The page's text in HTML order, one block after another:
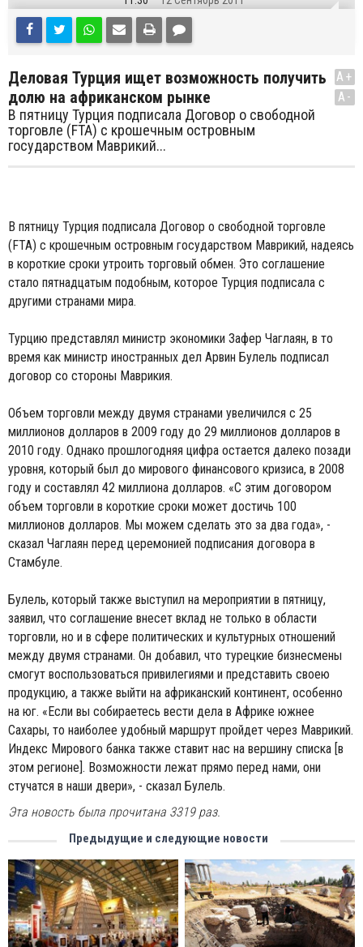
Деловая Турция ищет возможность получить
долю на африканском рынке
В пятницу Турция подписала Договор о свободной
торговле (FTA) с крошечным островным
государством Маврикий...
A+
A-
В пятницу Турция подписала Договор о свободной торговле
(FTA) с крошечным островным государством Маврикий, надеясь
в короткие сроки утроить торговый обмен. Это соглашение
стало пятнадцатым подобным, которое Турция подписала с
другими странами мира.
Турцию представлял министр экономики Зафер Чаглаян, в то
время как министр иностранных дел Арвин Булель подписал
договор со стороны Маврикия.
Объем торговли между двумя странами увеличился с 25
миллионов долларов в 2009 году до 29 миллионов долларов в
2010 году. Однако прошлогодняя цифра остается далеко позади
уровня, который был до мирового финансового кризиса, в 2008
году и составлял 42 миллиона долларов. «С этим договором
объем торговли в короткие сроки может достичь 100
миллионов долларов. Мы можем сделать это за два года», -
сказал Чаглаян перед церемонией подписания договора в
Стамбуле.
Булель, который также выступил на мероприятии в пятницу,
заявил, что соглашение внесет вклад не только в области
торговли, но и в сфере политических и культурных отношений
между двумя странами. Он добавил, что турецкие бизнесмены
смогут воспользоваться привилегиями и представить своею
продукцию, а также выйти на африканский континент, особенно
на юг. «Если вы собираетесь вести дела в Африке южнее
Сахары, то наиболее удобный маршрут пройдет через Маврикий.
Индекс Мирового банка также ставит нас на вершину списка [в
этом регионе]. Возможности лежат прямо перед нами, они
стучатся в наши двери», - сказал Булель.
Эта новость была прочитана 3319 раз.
Предыдущие и следующие новости